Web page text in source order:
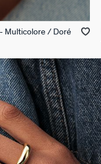
Multicolore / Doré